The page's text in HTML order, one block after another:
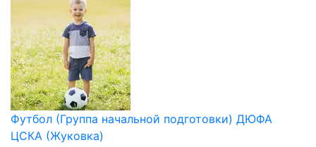
Футбол (Группа начальной подготовки) ДЮФА
ЦСКА (Жуковка)